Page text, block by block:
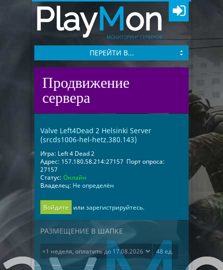
PlayMon
МОНИТОРИНГ СЕРВЕРОВ
ПЕРЕЙТИ В...
Продвижение
сервера
Valve Left4Dead 2 Helsinki Server
(srcds1006-hel-hetz.380.143)
Игра: Left 4 Dead 2
Адрес: 157.180.58.214:27157 Порт опроса:
27157
Статус: Онлайн
Владелец: Не определён
Войдите или зарегистрируйтесь.
РАЗМЕЩЕНИЕ В ШАПКЕ